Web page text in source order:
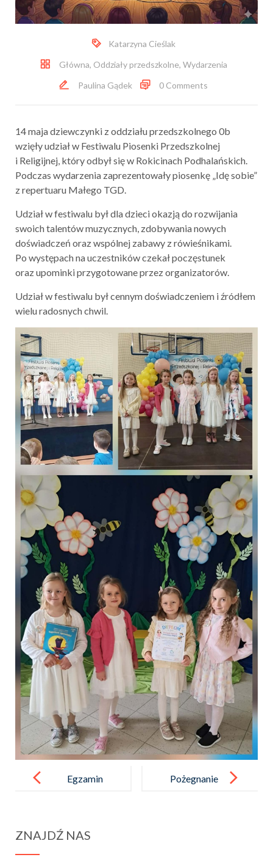
Katarzyna Cieślak
Główna, Oddziały przedszkolne, Wydarzenia
Paulina Gądek
0 Comments
14 maja dziewczynki z oddziału przedszkolnego 0b
wzięły udział w Festiwalu Piosenki Przedszkolnej
i Religijnej, który odbył się w Rokicinach Podhalańskich.
Podczas wydarzenia zaprezentowały piosenkę „Idę sobie”
z repertuaru Małego TGD.
Udział w festiwalu był dla dzieci okazją do rozwijania
swoich talentów muzycznych, zdobywania nowych
doświadczeń oraz wspólnej zabawy z rówieśnikami.
Po występach na uczestników czekał poczęstunek
oraz upominki przygotowane przez organizatorów.
Udział w festiwalu był cennym doświadczeniem i źródłem
wielu radosnych chwil.
navigation
Egzamin
Pożegnanie
ZNAJDŹ NAS